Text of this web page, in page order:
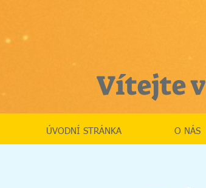
Vítejte
ÚVODNÍ STRÁNKA O NÁS